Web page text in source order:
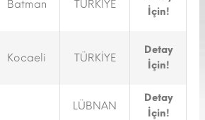
Batman TÜRKİYE
İçin!
Kocaeli TÜRKİYE
Detay
İçin!
LÜBNAN
Detay
İçin!